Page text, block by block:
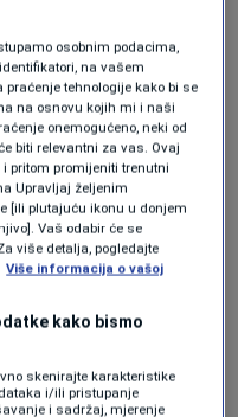
operisao meniskus
sezoni bilježio je
i 3,3 asistencije.
20 miliona
sezone završio kao
omjerom 64-18,
sudeći,
koji bi
osobnim podacima,
na vašem
tehnologije kako bi se
na osnovu kojih mi i naši
onemogućeno, neki od
biti relevantni za vas. Ovaj
pritom promijeniti trenutni
Upravljaj željenim
[ili plutajuću ikonu u donjem
Vaš odabir će se
više detalja, pogledajte
Više informacija o vašoj
kako bismo
skenirajte karakteristike
i/ili pristupanje
i sadržaj, mjerenje